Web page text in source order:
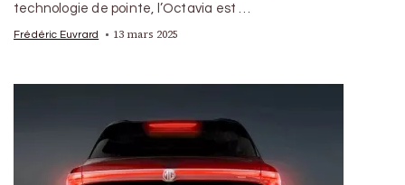
technologie de pointe, l’Octavia est …
Frédéric Euvrard 13 mars 2025